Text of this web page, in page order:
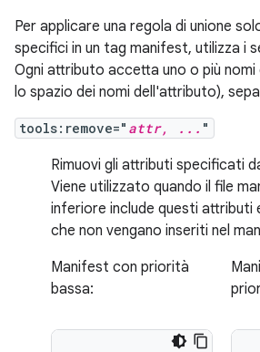
Per applicare una regola di unione
specifici in un tag manifest, utilizza i
Ogni attributo accetta uno o più
lo spazio dei nomi dell'attributo),
tools:remove=" attr, ... "
Rimuovi gli attributi specificati
Viene utilizzato quando il file
inferiore include questi attributi
che non vengano inseriti nel
Manifest con priorità
bassa: